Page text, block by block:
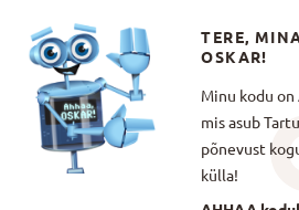
TERE,
OSKAR!
Minu kodu on
mis asub
põnevust
külla!